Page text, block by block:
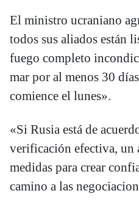
El ministro ucraniano
todos sus aliados están
fuego completo
mar por al menos 30
comience el lunes».
«Si Rusia está de
verificación efectiva, un
medidas para crear
camino a las